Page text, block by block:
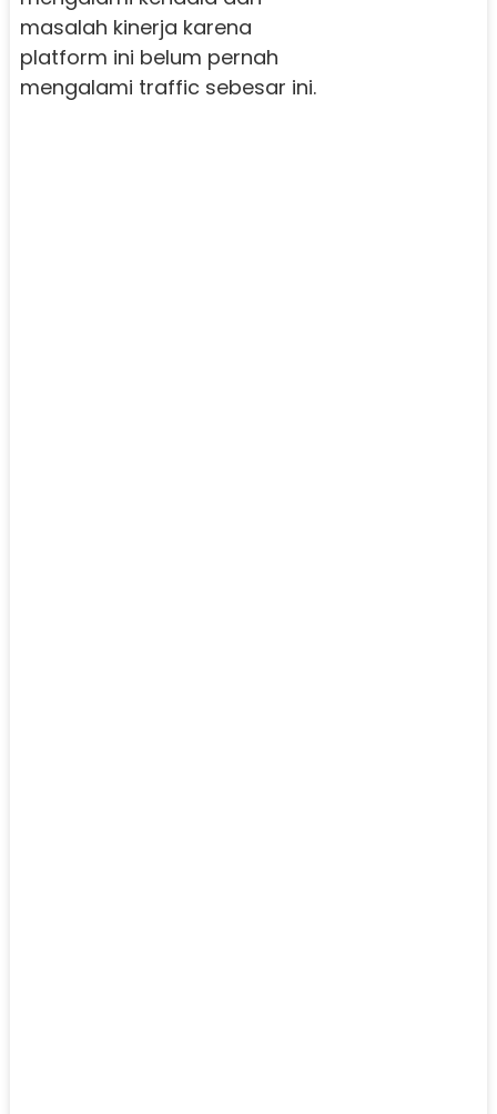
masalah kinerja karena
platform ini belum pernah
mengalami traffic sebesar ini.